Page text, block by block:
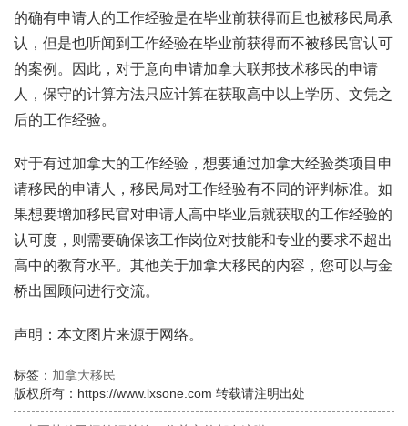
的确有申请人的工作经验是在毕业前获得而且也被移民局承
认，但是也听闻到工作经验在毕业前获得而不被移民官认可
的案例。因此，对于意向申请加拿大联邦技术移民的申请
人，保守的计算方法只应计算在获取高中以上学历、文凭之
后的工作经验。
对于有过加拿大的工作经验，想要通过加拿大经验类项目申
请移民的申请人，移民局对工作经验有不同的评判标准。如
果想要增加移民官对申请人高中毕业后就获取的工作经验的
认可度，则需要确保该工作岗位对技能和专业的要求不超出
高中的教育水平。其他关于加拿大移民的内容，您可以与金
桥出国顾问进行交流。
声明：本文图片来源于网络。
标签： 加拿大移民
版权所有：https://www.lxsone.com 转载请注明出处